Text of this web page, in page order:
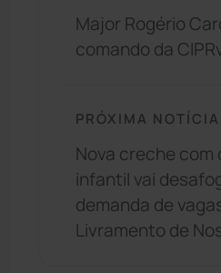
Major Rogério
comando da
PRÓXIMA NOTÍCIA
Nova creche com
infantil vai
demanda de
Livramento de